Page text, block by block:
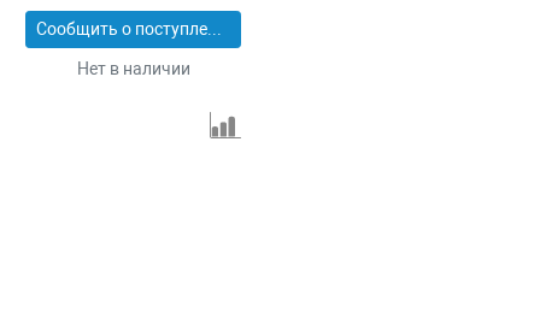
Сообщить о поступлении
Нет в наличии